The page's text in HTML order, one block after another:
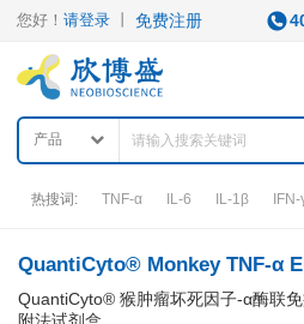
您好！请登录 丨免费注册
产品
热搜词: TNF-α IL-6 IL-1β IFN-
产品中心
QuantiCyto® Monkey TNF-α
QuantiCyto® 猴肿瘤坏死因子-α酶联免
附法试剂盒